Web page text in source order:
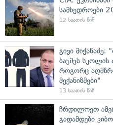
სამხედროები
12 საათის წინ
გივი
ბავშვს სკოლის
როგორც
მექანიზმები"
13 საათის წინ
ჩრდილოეთ
გადამდები